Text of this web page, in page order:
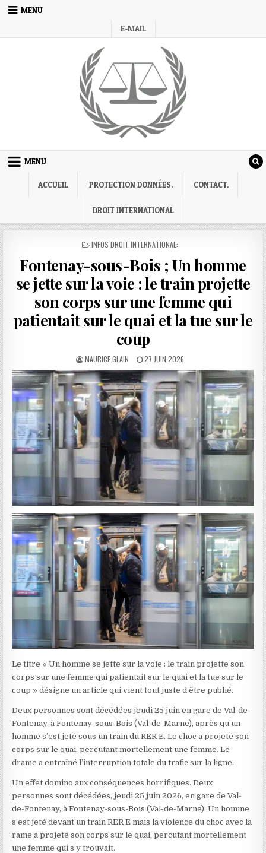
Skip
MENU
E-MAIL
MENU
ACCUEIL PROTECTION DONNÉES. CONTACT.
DROIT INTERNATIONAL
POSTED
INFOS DROIT INTERNATIONAL:
Fontenay-sous-Bois ; Un homme
se jette sur la voie : le train projette
son corps sur une femme qui
patientait sur le quai et la tue sur le
coup
AUTHOR:
MAURICE GLAIN
PUBLISHED
DATE:
27 JUIN 2026
Le titre « Un homme se jette sur la voie : le train projette son
corps sur une femme qui patientait sur le quai et la tue sur le
coup » désigne un article qui vient tout juste d’être publié.
Deux personnes sont décédées jeudi 25 juin en gare de Val-de-
Fontenay, à Fontenay-sous-Bois (Val-de-Marne), après qu’un
homme s’est jeté sous un train du RER E. Le choc a projeté son
corps sur le quai, percutant mortellement une femme. Le
drame a entraîné l’interruption totale du trafic sur la ligne.
Un effet domino aux conséquences horrifiques. Deux
personnes sont décédées, jeudi 25 juin 2026, en gare de Val-
de-Fontenay, à Fontenay-sous-Bois (Val-de-Marne). Un homme
s’est jeté devant un train RER E mais la violence du choc avec la
rame a projeté son corps sur le quai, percutant mortellement
une femme qui s’y trouvait.